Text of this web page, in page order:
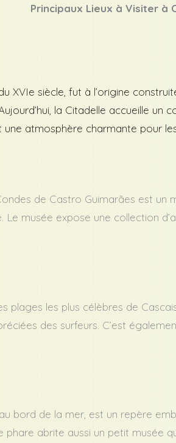
Principaux Lieux à Visiter à
XVIe siècle, fut à l’origine
la Citadelle accueille un
une atmosphère charmante pour
de Castro Guimarães est un
musée expose une collection
plages les plus célèbres de
des surfeurs. C’est
bord de la mer, est un repère
phare abrite aussi un petit musée